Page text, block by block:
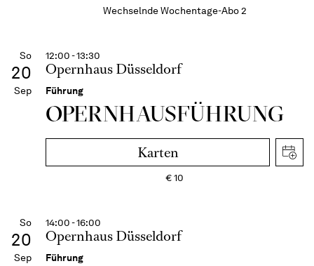
Wechselnde Wochentage-Abo 2
So
20
Sep
12:00 - 13:30
Opernhaus Düsseldorf
Führung
OPERN­HAUS­FÜH­RUNG
Karten
€10
So
20
Sep
14:00 - 16:00
Opernhaus Düsseldorf
Führung